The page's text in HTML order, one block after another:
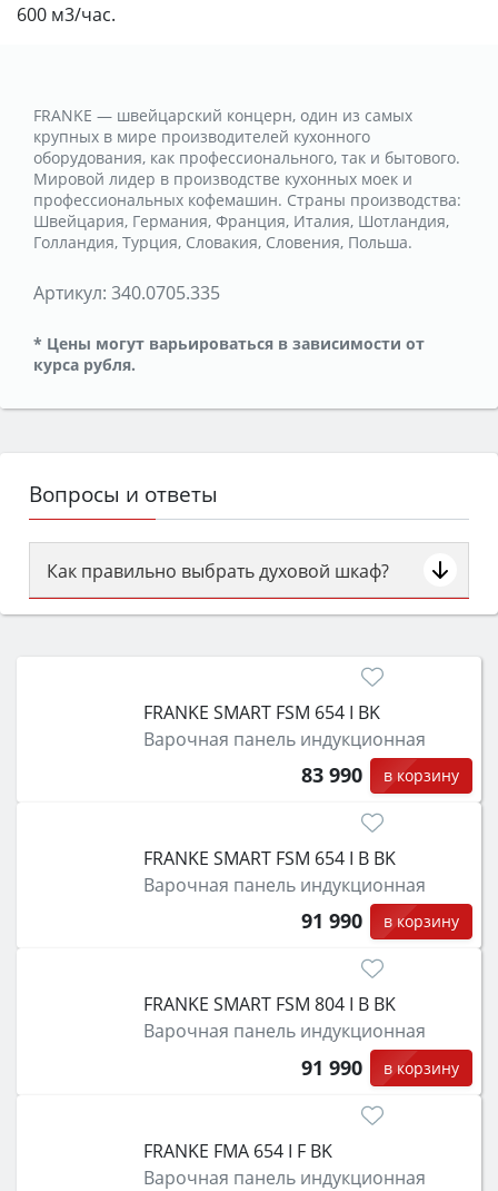
600 м3/час.
FRANKE — швейцарский концерн, один из самых
крупных в мире производителей кухонного
оборудования, как профессионального, так и бытового.
Мировой лидер в производстве кухонных моек и
профессиональных кофемашин. Страны производства:
Швейцария, Германия, Франция, Италия, Шотландия,
Голландия, Турция, Словакия, Словения, Польша.
Артикул: 340.0705.335
* Цены могут варьироваться в зависимости от
курса рубля.
Вопросы и ответы
Как правильно выбрать духовой шкаф?
Сначала определитесь с типом (газовый или
затем смотрите на объём 50–70 л для семьи,
функции (конвекция, гриль, самоочистка,
защита от детей).
FRANKE SMART FSM 654 I BK
Варочная панель индукционная
83 990 в корзину
FRANKE SMART FSM 654 I B BK
Варочная панель индукционная
91 990 в корзину
FRANKE SMART FSM 804 I B BK
Варочная панель индукционная
91 990 в корзину
FRANKE FMA 654 I F BK
Варочная панель индукционная